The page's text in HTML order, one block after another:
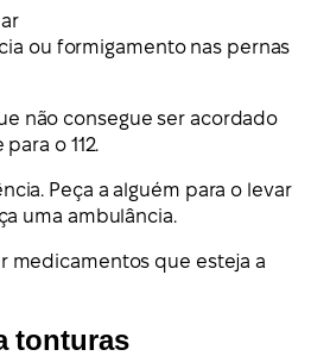
ou formigamento nas pernas
não consegue ser acordado
o 112.
Peça a alguém para o levar
uma ambulância.
medicamentos que esteja a
tonturas